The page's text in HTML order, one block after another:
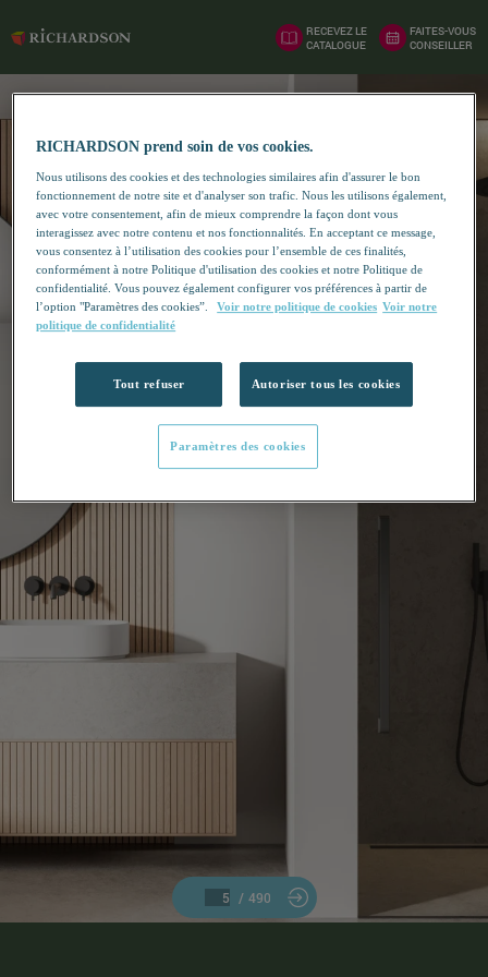
RECEVEZ LE
CATALOGUE
FAITES-VOUS
CONSEILLER
/ 490
RICHARDSON prend soin de vos cookies.
Nous utilisons des cookies et des technologies similaires afin d'assurer le bon
fonctionnement de notre site et d'analyser son trafic. Nous les utilisons également,
avec votre consentement, afin de mieux comprendre la façon dont vous
interagissez avec notre contenu et nos fonctionnalités. En acceptant ce message,
vous consentez à l’utilisation des cookies pour l’ensemble de ces finalités,
conformément à notre Politique d'utilisation des cookies et notre Politique de
confidentialité. Vous pouvez également configurer vos préférences à partir de
l’option "Paramètres des cookies”.
Voir notre politique de cookies Voir notre
politique de confidentialité
Tout refuser Autoriser tous les cookies
Paramètres des cookies